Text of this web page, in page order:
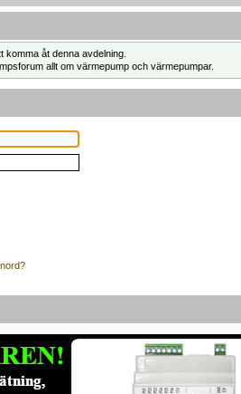
komma åt denna avdelning.
allt om värmepump och värmepumpar.